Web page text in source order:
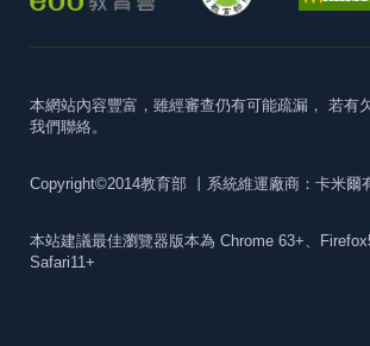
本網站內容豐富，雖經審查仍有可能疏漏， 若有
我們聯絡。
Copyright©2014教育部 丨系統維運廠商：卡米爾
本站建議最佳瀏覽器版本為 Chrome 63+、
Safari11+